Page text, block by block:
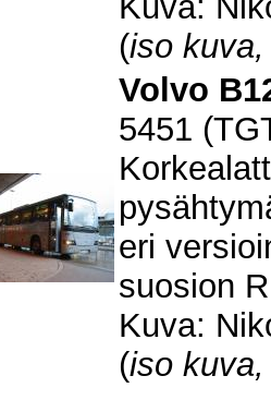
(iso
Volvo
5451
eri
suosion
Kuva:
(iso